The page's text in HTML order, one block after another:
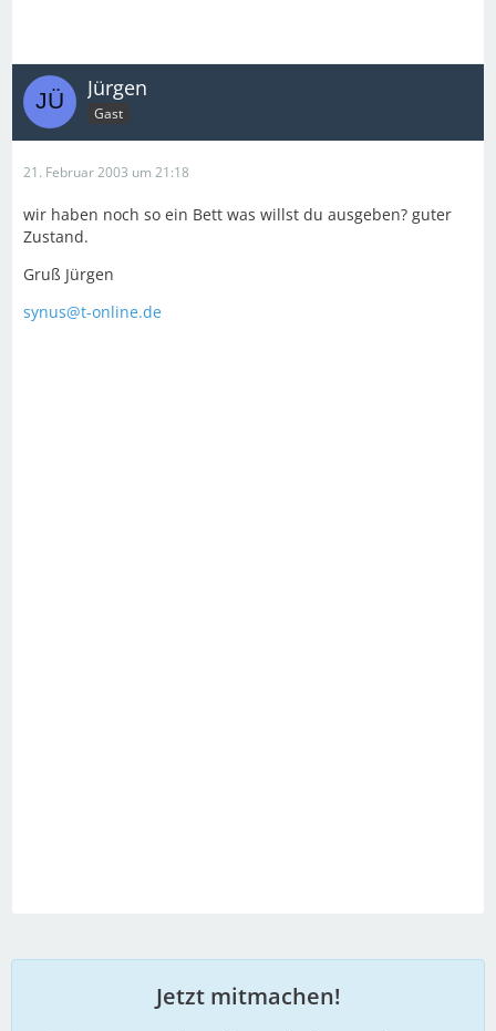
Jürgen
Gast
21. Februar 2003 um 21:18
wir haben noch so ein Bett was willst du ausgeben? guter
Zustand.
Gruß Jürgen
synus@t-online.de
Jetzt mitmachen!